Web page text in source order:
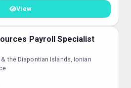
View
Payroll Specialist
the Diapontian Islands, Ionian